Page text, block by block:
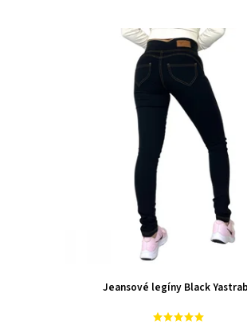
Jeansové legíny Black